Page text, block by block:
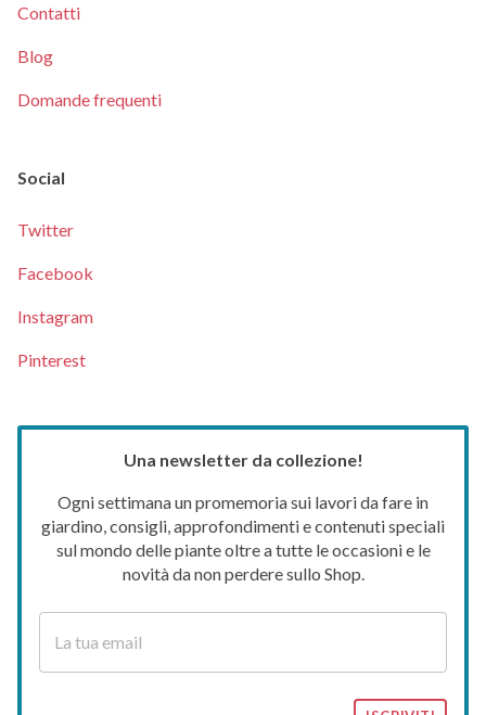
Contatti
Blog
Domande frequenti
Social
Twitter
Facebook
Instagram
Pinterest
Una newsletter da collezione!
Ogni settimana un promemoria sui lavori da fare in
giardino, consigli, approfondimenti e contenuti speciali
sul mondo delle piante oltre a tutte le occasioni e le
novità da non perdere sullo Shop.